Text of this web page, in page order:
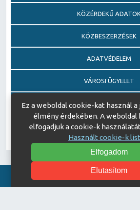
KÖZÉRDEKŰ
KÖZBESZERZÉSEK
ADATVÉDELEM
VÁROSI ÜGYELET
EGÉSZSÉGFEJLESZTŐ KÓRHÁZ
AJÁNDÉKOZÁSI
Ez a weboldal cookie-kat használ
élmény érdekében. A weboldal
elfogadjuk a cookie-k
Használt cookie-k
Elfogadom
Elutasítom